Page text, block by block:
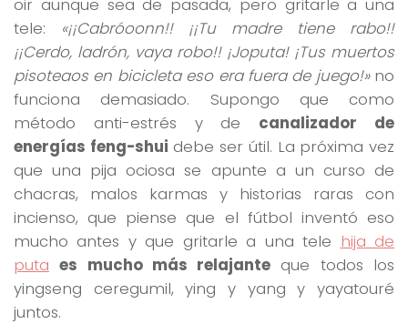
tele: «¡¡Cabróoonn!! ¡¡Tu madre tiene rabo!!
¡¡Cerdo, ladrón, vaya robo!! ¡Joputa! ¡Tus muertos
pisoteaos en bicicleta eso era fuera de juego!»no
funciona demasiado. Supongo que como
método anti-estrés y de canalizador de
energías feng-shui debe ser útil. La próxima vez
que una pija ociosa se apunte a un curso de
chacras, malos karmas y historias raras con
incienso, que piense que el fútbol inventó eso
mucho antes y que gritarle a una tele hija de
puta es mucho más relajante que todos los
yingseng ceregumil, ying y yang y yayatouré
juntos.